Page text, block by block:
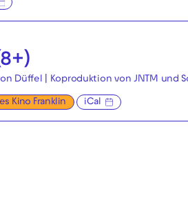
Düffel | Koproduktion von JNTM und
Kino Franklin iCal